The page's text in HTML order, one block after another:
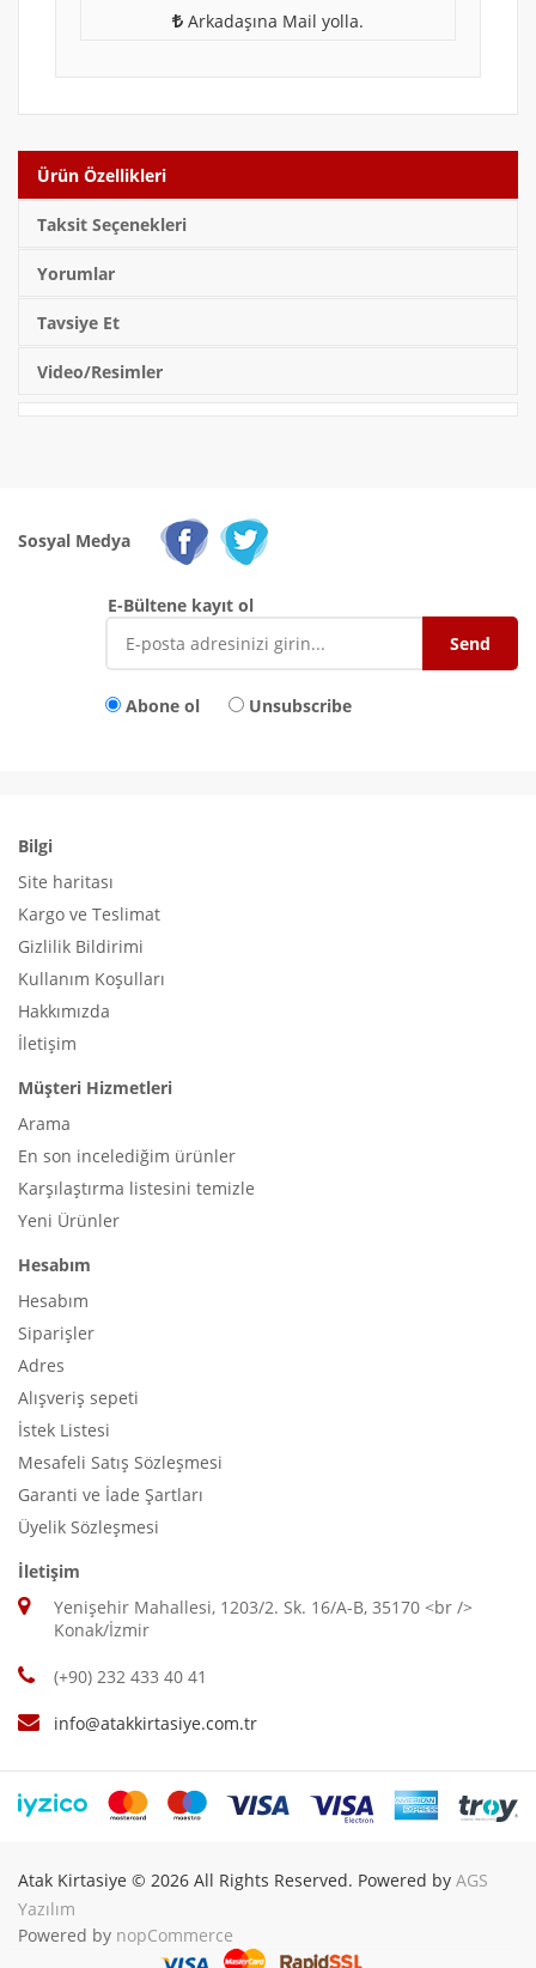
Arkadaşına Mail yolla.
Ürün Özellikleri
Taksit Seçenekleri
Yorumlar
Tavsiye Et
Video/Resimler
Sosyal Medya
E-Bültene kayıt ol
Abone ol Unsubscribe
Bilgi
Site haritası
Kargo ve Teslimat
Gizlilik Bildirimi
Kullanım Koşulları
Hakkımızda
İletişim
Müşteri Hizmetleri
Arama
En son incelediğim ürünler
Karşılaştırma listesini temizle
Yeni Ürünler
Hesabım
Hesabım
Siparişler
Adres
Alışveriş sepeti
İstek Listesi
Mesafeli Satış Sözleşmesi
Garanti ve İade Şartları
Üyelik Sözleşmesi
İletişim
Yenişehir Mahallesi, 1203/2. Sk. 16/A-B, 35170 <br />
Konak/İzmir
(+90) 232 433 40 41
info@atakkirtasiye.com.tr
Atak Kirtasiye © 2026 All Rights Reserved. Powered by AGS
Yazılım
Powered by nopCommerce